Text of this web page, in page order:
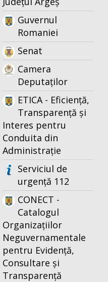
Guvernul
Romaniei
Senat
Camera
Deputaților
ETICA - Eficiență,
Transparență și
Interes pentru
Conduita din
Administrație
Serviciul de
urgență 112
CONECT -
Catalogul
Organizațiilor
Neguvernamentale
pentru Evidență,
Consultare și
Transparență